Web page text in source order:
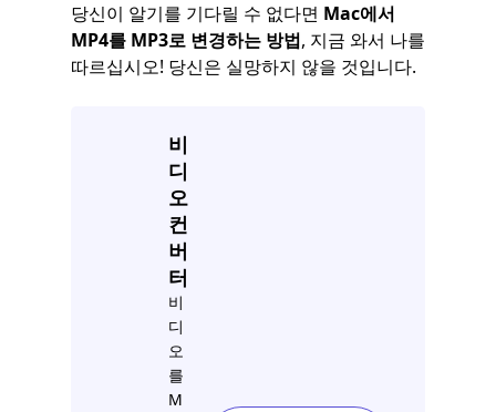
당신이 알기를 기다릴 수 없다면 Mac에서
MP4를 MP3로 변경하는 방법, 지금 와서 나를
따르십시오! 당신은 실망하지 않을 것입니다.
비
디
오
컨
버
터
비
디
오
를
M